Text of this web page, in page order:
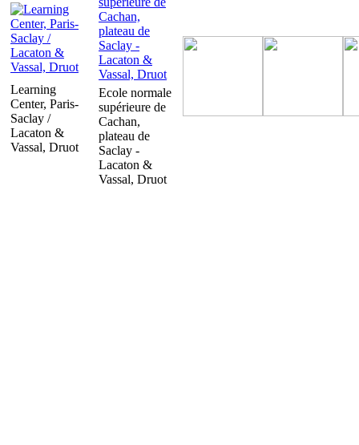
Learning
Center, Paris-
Saclay /
Lacaton &
Vassal, Druot
Ecole normale
supérieure de
Cachan,
plateau de
Saclay -
Lacaton &
Vassal, Druot